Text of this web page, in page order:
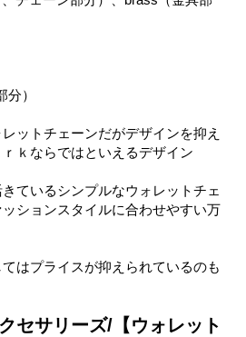
）
ットチェーンだがデザインを抑え
ｋならではといえるデザイン
ているシンプルなウォレットチェ
ションスタイルに合わせやすい万
はプライスが抑えられているのも
セサリーズ/【ウォレット